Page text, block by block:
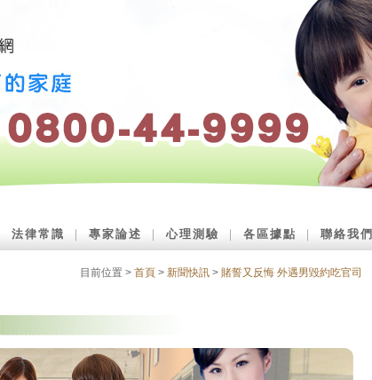
法律常識 專家論述 ｜心理測驗 各區據點 聯絡我們
目前位置 > 首頁 > 新聞快訊 > 賭誓又反悔 外遇男毀約吃官司